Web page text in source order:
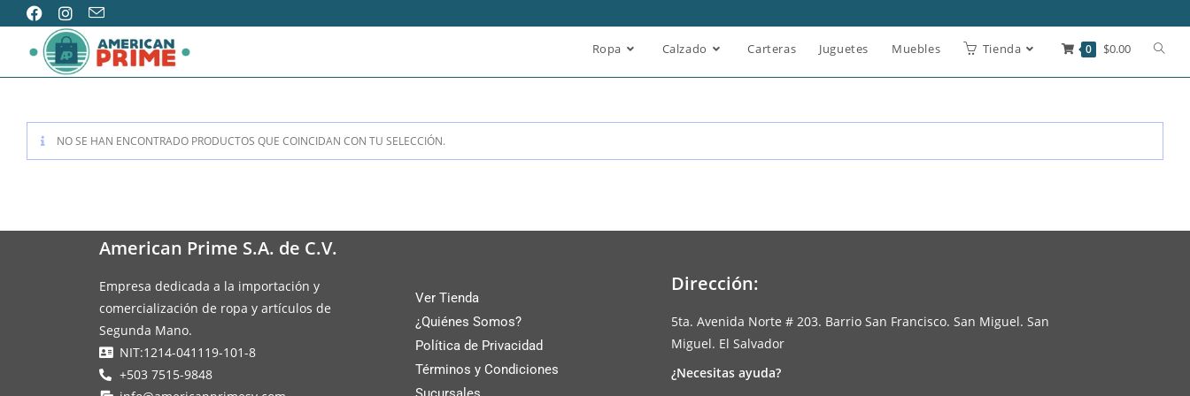
Ropa Calzado Carteras Juguetes Muebles Tienda 0 $0.00
NO SE HAN ENCONTRADO PRODUCTOS QUE COINCIDAN CON TU SELECCIÓN.
American Prime S.A. de C.V.
Empresa dedicada a la importación y
comercialización de ropa y artículos de
Segunda Mano.
NIT:1214-041119-101-8
+503 7515-9848
Ver Tienda
¿Quiénes Somos?
Política de Privacidad
Términos y Condiciones
Dirección:
5ta. Avenida Norte # 203. Barrio San Francisco. San Miguel. San
Miguel. El Salvador
¿Necesitas ayuda?